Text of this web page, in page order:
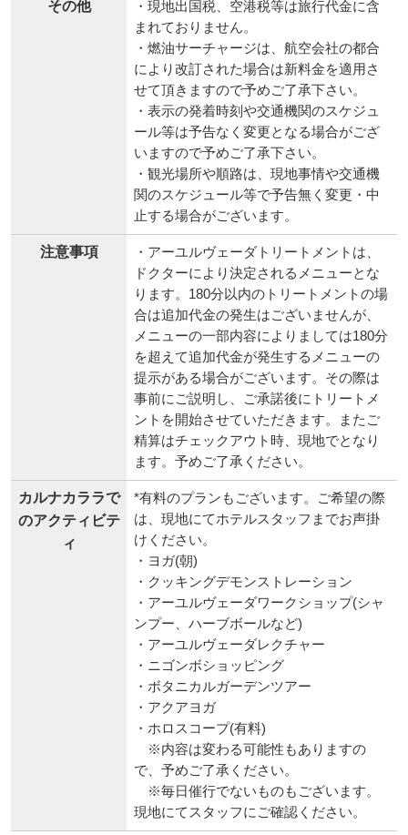
その他
・現地出国税、空港税等は旅行代金に含
まれておりません。
・燃油サーチャージは、航空会社の都合
により改訂された場合は新料金を適用さ
せて頂きますので予めご了承下さい。
・表示の発着時刻や交通機関のスケジュ
ール等は予告なく変更となる場合がござ
いますので予めご了承下さい。
・観光場所や順路は、現地事情や交通機
関のスケジュール等で予告無く変更・中
止する場合がございます。
注意事項
・アーユルヴェーダトリートメントは、
ドクターにより決定されるメニューとな
ります。180分以内のトリートメントの場
合は追加代金の発生はございませんが、
メニューの一部内容によりましては180分
を超えて追加代金が発生するメニューの
提示がある場合がございます。その際は
事前にご説明し、ご承諾後にトリートメ
ントを開始させていただきます。またご
精算はチェックアウト時、現地でとなり
ます。予めご了承ください。
カルナカララで
のアクティビテ
ィ
*有料のプランもございます。ご希望の際
は、現地にてホテルスタッフまでお声掛
けください。
・ヨガ(朝)
・クッキングデモンストレーション
・アーユルヴェーダワークショップ(シャ
ンプー、ハーブボールなど)
・アーユルヴェーダレクチャー
・ニゴンボショッピング
・ボタニカルガーデンツアー
・アクアヨガ
・ホロスコープ(有料)
※内容は変わる可能性もありますの
で、予めご了承ください。
※毎日催行でないものもございます。
現地にてスタッフにご確認ください。